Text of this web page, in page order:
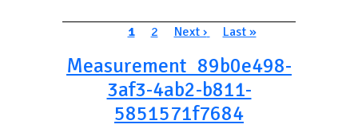
PaginationPage courante
1 Page
2 Page suivante
Next › Dernière page
Last »
Measurement_89b0e498-
3af3-4ab2-b811-
5851571f7684